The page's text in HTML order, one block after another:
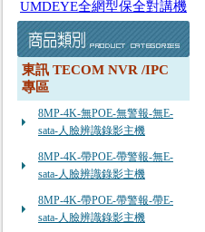
UMDEYE全網型保全對講機
東訊 TECOM NVR /IPC
專區
8MP-4K-無POE-無警報-無E-
sata-人臉辨識錄影主機
8MP-4K-帶POE-帶警報-無E-
sata-人臉辨識錄影主機
8MP-4K-帶POE-帶警報-帶E-
sata-人臉辨識錄影主機